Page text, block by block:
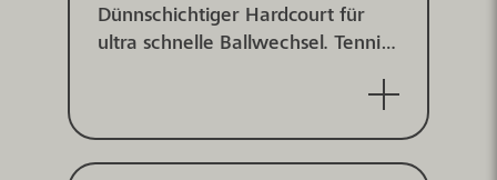
Dünn­schichtiger Hard­court für
ultra schnelle Ball­wechsel. Tennis­